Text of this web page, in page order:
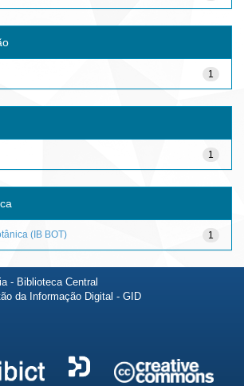
1
1
1
(IB BOT)
- Biblioteca Central
da Informação Digital - GID